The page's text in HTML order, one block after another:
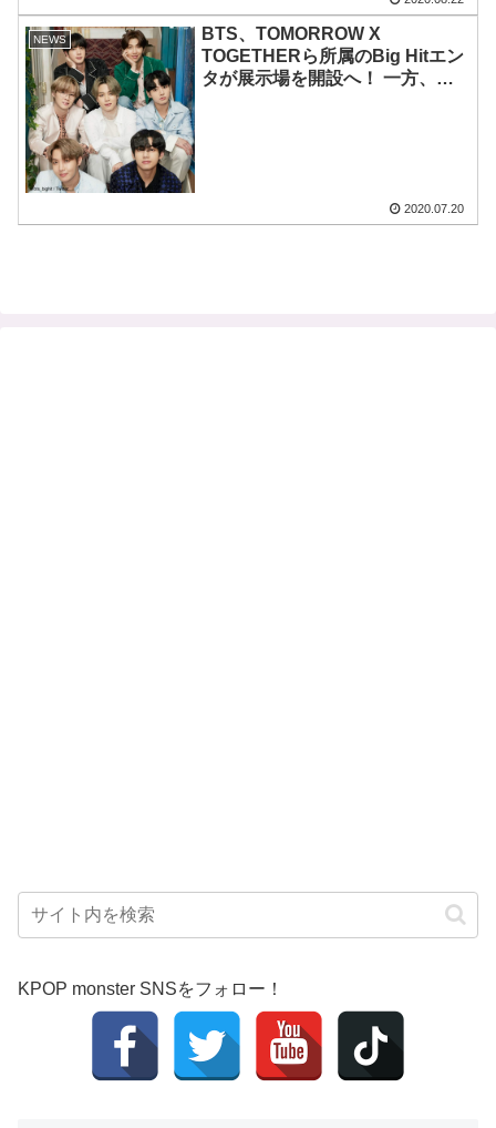
NEWS
BTS、TOMORROW X
TOGETHERら所属のBig Hitエン
タが展示場を開設へ！ 一方、
2020.07.20
KPOP monster SNSをフォロー！